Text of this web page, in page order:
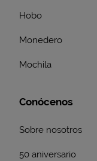
Hobo
Monedero
Mochila
Conócenos
Sobre nosotros
50 aniversario